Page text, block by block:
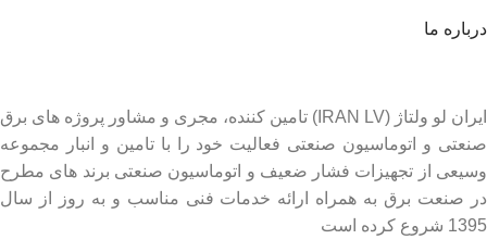
درباره ما
ایران لو ولتاژ (IRAN LV) تامین کننده، مجری و مشاور پروژه های برق
صنعتی و اتوماسیون صنعتی فعالیت خود را با تامین و انبار مجموعه
وسیعی از تجهیزات فشار ضعیف و اتوماسیون صنعتی برند های مطرح
در صنعت برق به همراه ارائه خدمات فنی مناسب و به روز از سال
1395 شروع کرده است